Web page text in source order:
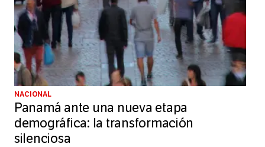
NACIONAL
Panamá ante una nueva etapa
demográfica: la transformación
silenciosa